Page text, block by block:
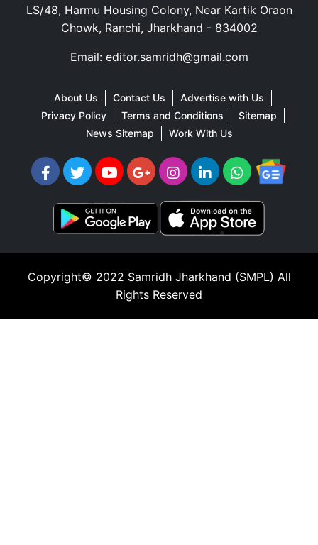
LS/48, Harmu Housing Colony, Near Kartik Oraon
Chowk, Ranchi, Jharkhand - 834002
Email: editor.samridh@gmail.com
About Us Contact Us
Advertise with Us
Privacy Policy
Terms and Conditions
Sitemap
News Sitemap
Work With Us
Copyright© 2022 Samridh Jharkhand (SMPL) All
Rights Reserved